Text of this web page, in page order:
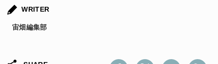
WRITER
宙畑編集部